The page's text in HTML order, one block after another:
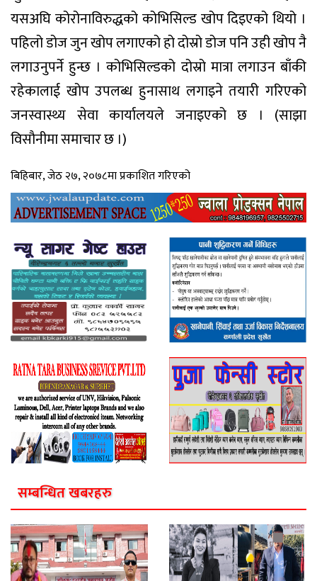
यसअघि कोरोनाविरुद्धको कोभिसिल्ड खोप दिइएको थियो ।
पहिलो डोज जुन खोप लगाएको हो दोस्रो डोज पनि उही खोप नै
लगाउनुपर्ने हुन्छ । कोभिसिल्डको दोस्रो मात्रा लगाउन बाँकी
रहेकालाई खोप उपलब्ध हुनासाथ लगाइने तयारी गरिएको
जनस्वास्थ्य सेवा कार्यालयले जनाइएको छ । (साझा
विसाैनीमा समाचार छ ।)
बिहिबार, जेठ २७, २०७८मा प्रकाशित गरिएको
सम्बन्धित खबरहरु